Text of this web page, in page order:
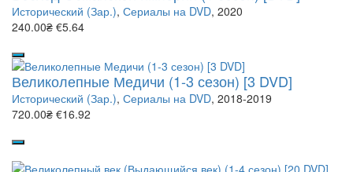
Исторический (Зар.), Сериалы на DVD, 2020
240.00₴ €5.64
Великолепные Медичи (1-3 сезон) [3 DVD]
Исторический (Зар.), Сериалы на DVD, 2018-2019
720.00₴ €16.92